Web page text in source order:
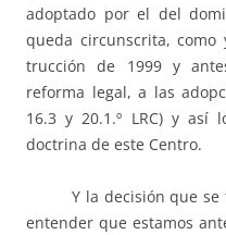
adoptado por el del
queda circunscrita,
trucción de 1999 y
reforma legal, a las
16.3 y 20.1.º LRC) y así
doctri­na de este Centro.
Y la decisión que
entender que estamos